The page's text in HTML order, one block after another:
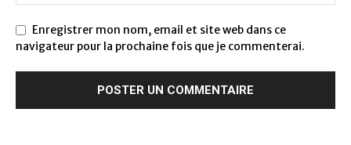
Enregistrer mon nom, email et site web dans ce
navigateur pour la prochaine fois que je commenterai.